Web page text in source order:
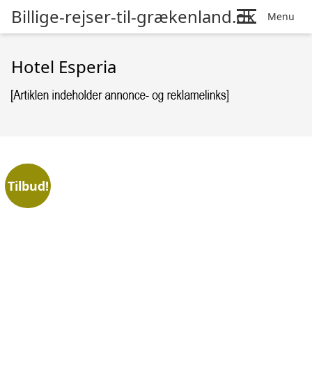
Billige-rejser-til-grækenland.dk Menu
Hotel Esperia
Tilbud!